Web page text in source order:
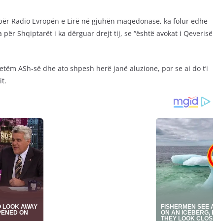
Radio Evropën e Lirë në gjuhën maqedonase, ka folur edhe
Shqiptarët i ka dërguar drejt tij, se “është avokat i Qeverisë
ASh-së dhe ato shpesh herë janë aluzione, por se ai do t’i